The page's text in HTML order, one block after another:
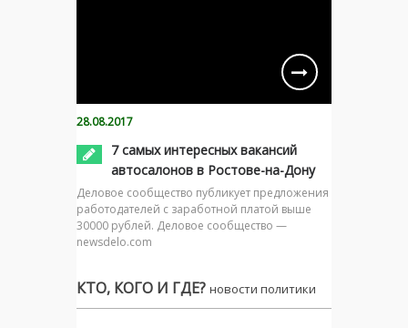
28.08.2017
7 самых интересных вакансий
автосалонов в Ростове-на-Дону
Деловое сообщество публикует предложения
работодателей с заработной платой выше
30000 рублей. Деловое сообщество —
newsdelo.com
КТО, КОГО И ГДЕ? новости политики